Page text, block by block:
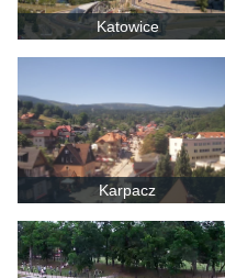
Katowice
Karpacz